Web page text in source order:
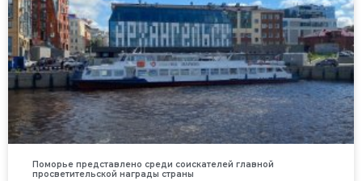
Поморье представлено среди соискателей главной
просветительской награды страны